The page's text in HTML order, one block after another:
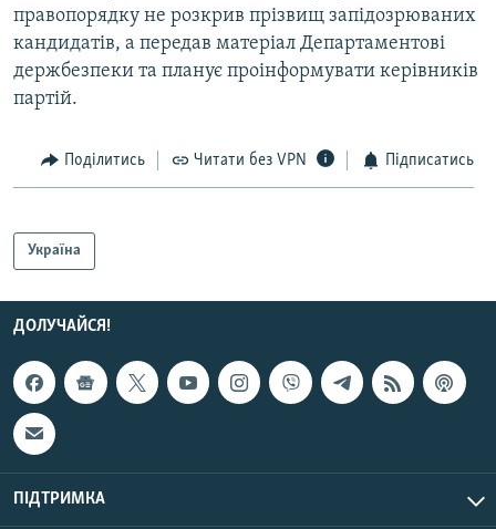
правопорядку не розкрив прізвищ запідозрюваних
кандидатів, а передав матеріал Департаментові
держбезпеки та планує проінформувати керівників
партій.
Поділитись Читати без VPN Підписатись
Україна
ДОЛУЧАЙСЯ!
ПІДТРИМКА